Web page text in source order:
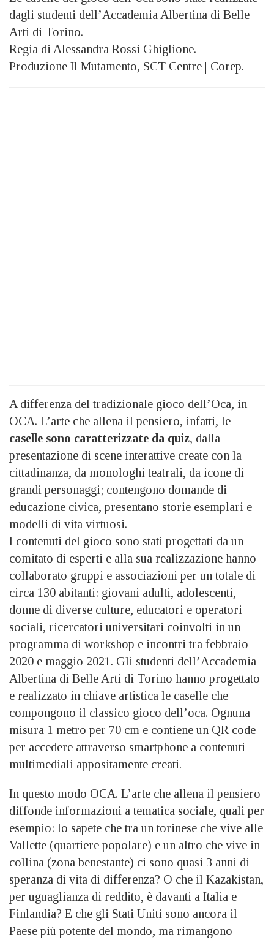
dagli studenti dell’Accademia Albertina di Belle
Arti di Torino.
Regia di Alessandra Rossi Ghiglione.
Produzione Il Mutamento, SCT Centre | Corep.
A differenza del tradizionale gioco dell’Oca, in
OCA. L’arte che allena il pensiero, infatti, le
caselle sono caratterizzate da quiz, dalla
presentazione di scene interattive create con la
cittadinanza, da monologhi teatrali, da icone di
grandi personaggi; contengono domande di
educazione civica, presentano storie esemplari e
modelli di vita virtuosi.
I contenuti del gioco sono stati progettati da un
comitato di esperti e alla sua realizzazione hanno
collaborato gruppi e associazioni per un totale di
circa 130 abitanti: giovani adulti, adolescenti,
donne di diverse culture, educatori e operatori
sociali, ricercatori universitari coinvolti in un
programma di workshop e incontri tra febbraio
2020 e maggio 2021. Gli studenti dell’Accademia
Albertina di Belle Arti di Torino hanno progettato
e realizzato in chiave artistica le caselle che
compongono il classico gioco dell’oca. Ognuna
misura 1 metro per 70 cm e contiene un QR code
per accedere attraverso smartphone a contenuti
multimediali appositamente creati.
In questo modo OCA. L’arte che allena il pensiero
diffonde informazioni a tematica sociale, quali per
esempio: lo sapete che tra un torinese che vive alle
Vallette (quartiere popolare) e un altro che vive in
collina (zona benestante) ci sono quasi 3 anni di
speranza di vita di differenza? O che il Kazakistan,
per uguaglianza di reddito, è davanti a Italia e
Finlandia? E che gli Stati Uniti sono ancora il
Paese più potente del mondo, ma rimangono